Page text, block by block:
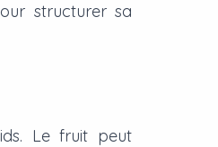
structurer sa
Le fruit peut